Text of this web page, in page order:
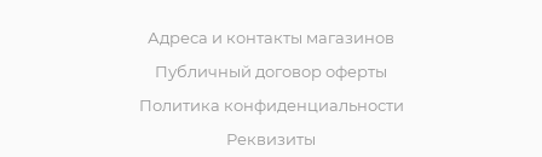
Адреса и контакты магазинов
Публичный договор оферты
Политика конфиденциальности
Реквизиты